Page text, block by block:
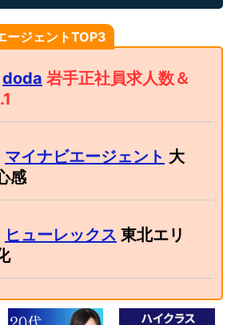
ージェントTOP3
doda 岩手正社員求人数＆
マイナビエージェント 大
感
ヒューレックス 東北エリ